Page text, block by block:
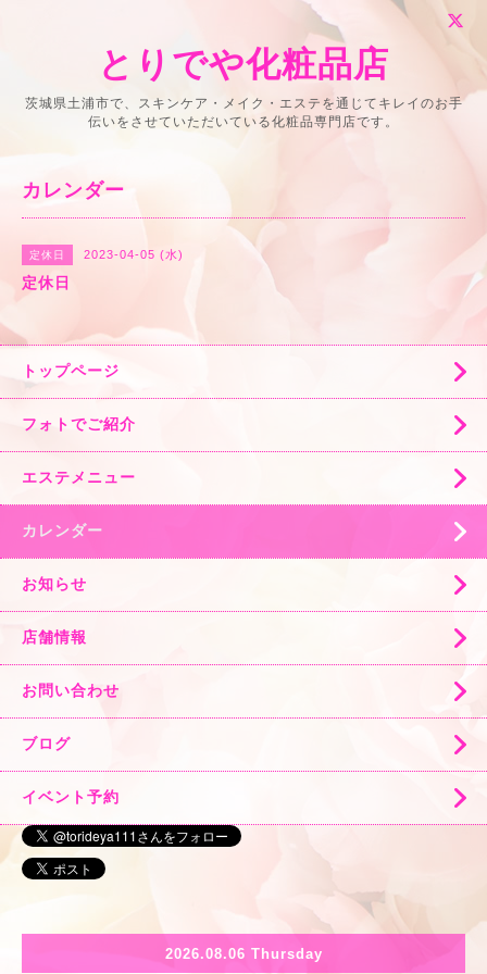
とりでや化粧品店
茨城県土浦市で、スキンケア・メイク・エステを通じてキレイのお手
伝いをさせていただいている化粧品専門店です。
カレンダー
定休日 2023-04-05 (水)
定休日
トップページ
フォトでご紹介
エステメニュー
カレンダー
お知らせ
店舗情報
お問い合わせ
ブログ
イベント予約
2026.08.06 Thursday